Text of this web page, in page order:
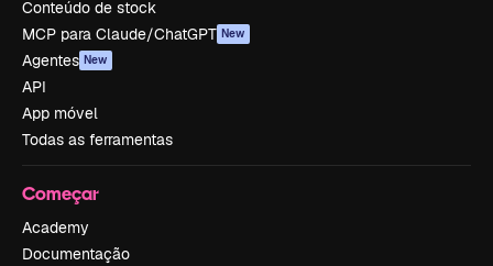
Conteúdo de stock
MCP para Claude/ChatGPT New
Agentes New
API
App móvel
Todas as ferramentas
Começar
Academy
Documentação